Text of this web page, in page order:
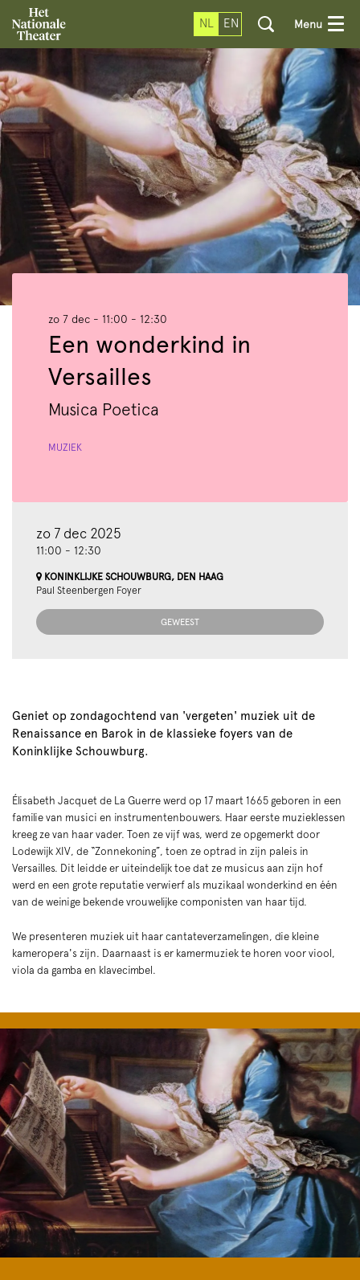
NL EN Menu
Een wonderkind in
Versailles
Musica Poetica
zo 7 dec - 11:00 - 12:30
MUZIEK
zo 7 dec 2025
11:00 - 12:30
KONINKLIJKE SCHOUWBURG, DEN HAAG
Paul Steenbergen Foyer
GEWEEST
Geniet op zondagochtend van 'vergeten' muziek uit de
Renaissance en Barok in de klassieke foyers van de
Koninklijke Schouwburg.
Élisabeth Jacquet de La Guerre werd op 17 maart 1665 geboren in een
familie van musici en instrumentenbouwers. Haar eerste muzieklessen
kreeg ze van haar vader. Toen ze vijf was, werd ze opgemerkt door
Lodewijk XIV, de “Zonnekoning”, toen ze optrad in zijn paleis in
Versailles. Dit leidde er uiteindelijk toe dat ze musicus aan zijn hof
werd en een grote reputatie verwierf als muzikaal wonderkind en één
van de weinige bekende vrouwelijke componisten van haar tijd.
We presenteren muziek uit haar cantateverzamelingen, die kleine
kameropera's zijn. Daarnaast is er kamermuziek te horen voor viool,
viola da gamba en klavecimbel.
Overslaan